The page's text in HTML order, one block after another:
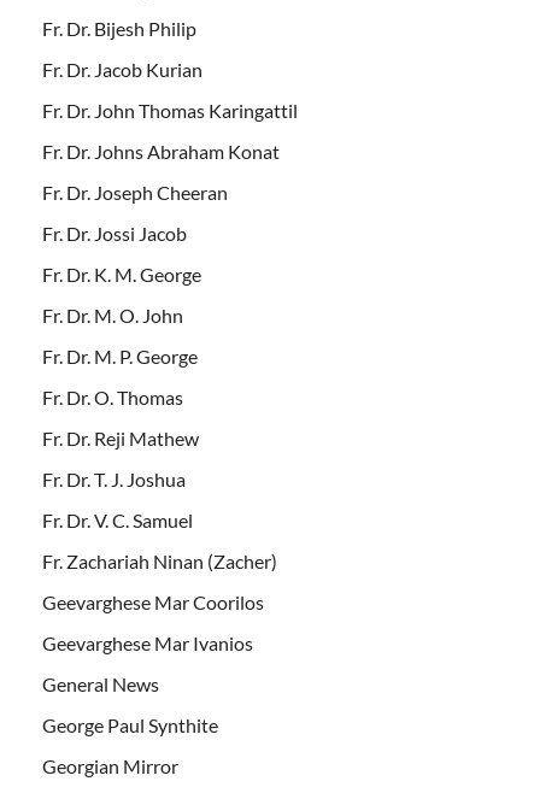
Fr. Dr. Bijesh Philip
Fr. Dr. Jacob Kurian
Fr. Dr. John Thomas Karingattil
Fr. Dr. Johns Abraham Konat
Fr. Dr. Joseph Cheeran
Fr. Dr. Jossi Jacob
Fr. Dr. K. M. George
Fr. Dr. M. O. John
Fr. Dr. M. P. George
Fr. Dr. O. Thomas
Fr. Dr. Reji Mathew
Fr. Dr. T. J. Joshua
Fr. Dr. V. C. Samuel
Fr. Zachariah Ninan (Zacher)
Geevarghese Mar Coorilos
Geevarghese Mar Ivanios
General News
George Paul Synthite
Georgian Mirror